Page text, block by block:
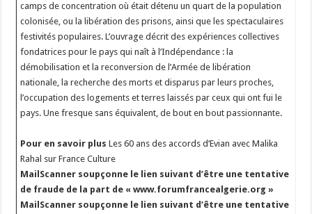
camps de concentration où était détenu un quart de la population
colonisée, ou la libération des prisons, ainsi que les spectaculaires
festivités populaires. L’ouvrage décrit des expériences collectives
fondatrices pour le pays qui naît à l’Indépendance : la
démobilisation et la reconversion de l’Armée de libération
nationale, la recherche des morts et disparus par leurs proches,
l’occupation des logements et terres laissés par ceux qui ont fui le
pays. Une fresque sans équivalent, de bout en bout passionnante.
Pour en savoir plus Les 60 ans des accords d’Evian avec Malika
Rahal sur France Culture
MailScanner soupçonne le lien suivant d’être une tentative
de fraude de la part de « www.forumfrancealgerie.org »
MailScanner soupçonne le lien suivant d’être une tentative